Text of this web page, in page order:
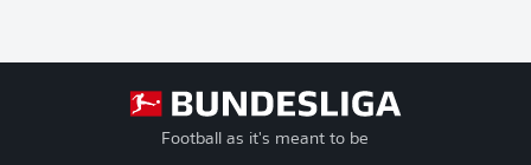
Football as it's meant to be